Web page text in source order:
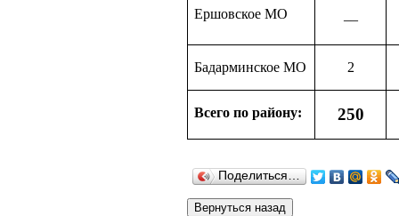
Ершовское МО ––
Бадарминское МО 2
Всего по району: 250
Поделиться…